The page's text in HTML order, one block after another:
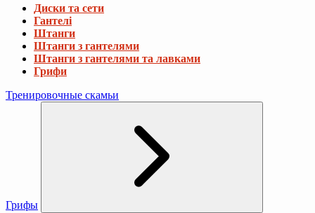
Диски та сети
Гантелі
Штанги
Штанги з гантелями
Штанги з гантелями та лавками
Грифи
Тренировочные скамьи
Грифы